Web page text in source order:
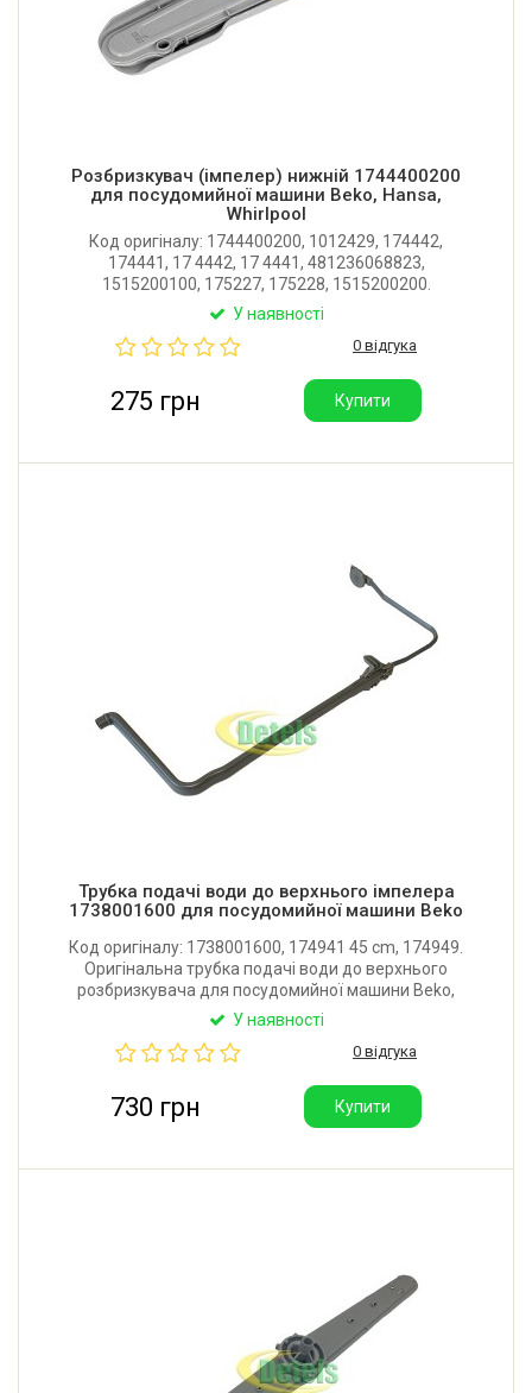
Розбризкувач (імпелер) нижній 1744400200
для посудомийної машини Beko, Hansa,
Whirlpool
Код оригіналу: 1744400200, 1012429, 174442,
174441, 17 4442, 17 4441, 481236068823,
1515200100, 175227, 175228, 1515200200.
Оригінальний нижній розбризкувач для
Bauknecht. Довжина: 345 мм. Виробник: Туреччина.
У наявності
0 відгука
275 грн Купити
Трубка подачі води до верхнього імпелера
1738001600 для посудомийної машини Beko
Код оригіналу: 1738001600, 174941 45 cm, 174949.
Оригінальна трубка подачі води до верхнього
розбризкувача для посудомийної машини Beko,
Whirlpool, Bauknecht, Hansa, Amica, Brandt, Fagor,
Туреччина.
У наявності
0 відгука
730 грн Купити